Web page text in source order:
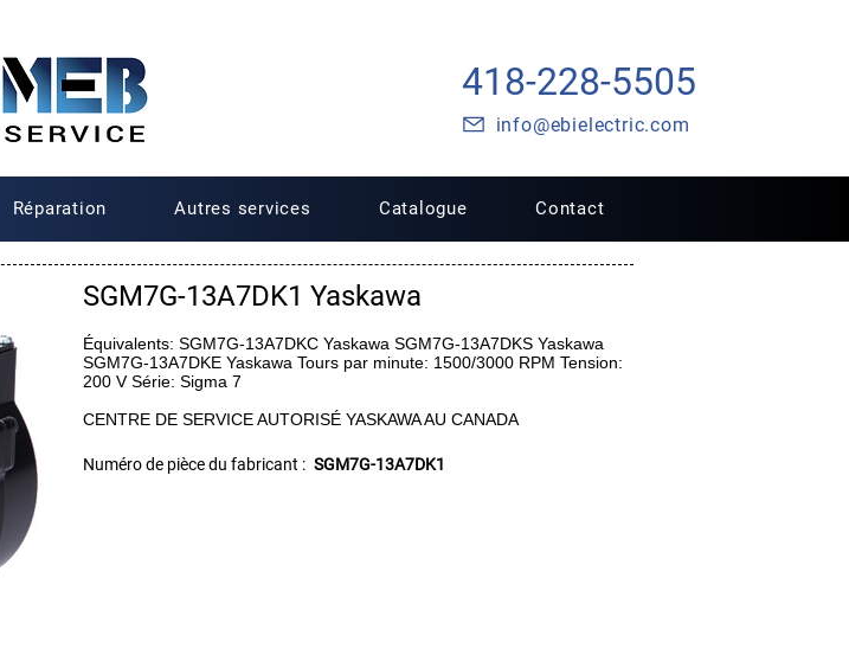
418-228-5505
info@ebielectric.com
Réparation Autres services Catalogue Contact
SGM7G-13A7DK1 Yaskawa
Équivalents: SGM7G-13A7DKC Yaskawa SGM7G-13A7DKS Yaskawa
SGM7G-13A7DKE Yaskawa Tours par minute: 1500/3000 RPM Tension:
200 V Série: Sigma 7
CENTRE DE SERVICE AUTORISÉ YASKAWA AU CANADA
Numéro de pièce du fabricant : SGM7G-13A7DK1